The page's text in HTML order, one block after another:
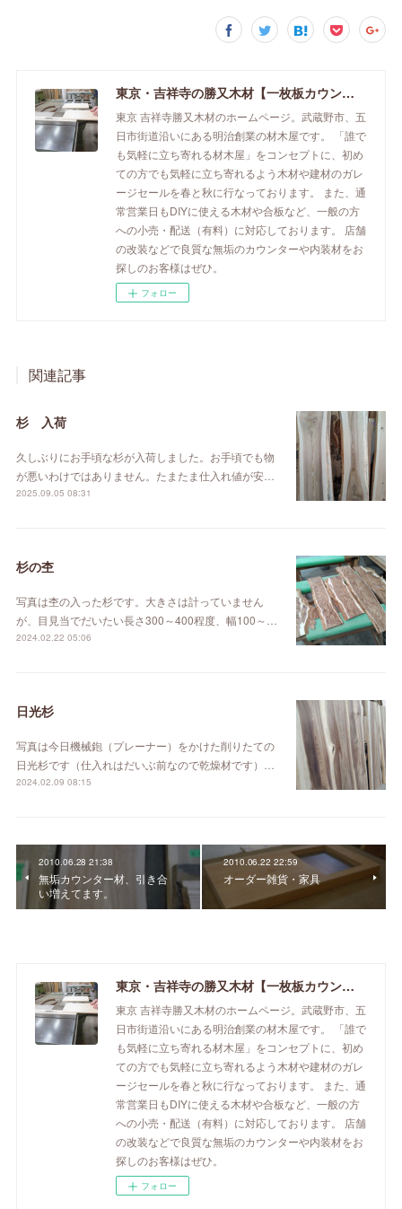
東京・吉祥寺の勝又木材【一枚板カウンター】
東京 吉祥寺勝又木材のホームページ。武蔵野市、五
日市街道沿いにある明治創業の材木屋です。 「誰で
も気軽に立ち寄れる材木屋」をコンセプトに、初め
ての方でも気軽に立ち寄れるよう木材や建材のガレ
ージセールを春と秋に行なっております。 また、通
常営業日もDIYに使える木材や合板など、一般の方
への小売・配送（有料）に対応しております。 店舗
の改装などで良質な無垢のカウンターや内装材をお
探しのお客様はぜひ。
フォロー
関連記事
杉 入荷
久しぶりにお手頃な杉が入荷しました。お手頃でも物
が悪いわけではありません。たまたま仕入れ値が安…
2025.09.05 08:31
杉の杢
写真は杢の入った杉です。大きさは計っていません
が、目見当でだいたい長さ300～400程度、幅100～…
2024.02.22 05:06
日光杉
写真は今日機械鉋（プレーナー）をかけた削りたての
日光杉です（仕入れはだいぶ前なので乾燥材です）…
2024.02.09 08:15
2010.06.28 21:38
無垢カウンター材、引き合
い増えてます。
2010.06.22 22:59
オーダー雑貨・家具
東京・吉祥寺の勝又木材【一枚板カウンター】
東京 吉祥寺勝又木材のホームページ。武蔵野市、五
日市街道沿いにある明治創業の材木屋です。 「誰で
も気軽に立ち寄れる材木屋」をコンセプトに、初め
ての方でも気軽に立ち寄れるよう木材や建材のガレ
ージセールを春と秋に行なっております。 また、通
常営業日もDIYに使える木材や合板など、一般の方
への小売・配送（有料）に対応しております。 店舗
の改装などで良質な無垢のカウンターや内装材をお
探しのお客様はぜひ。
フォロー